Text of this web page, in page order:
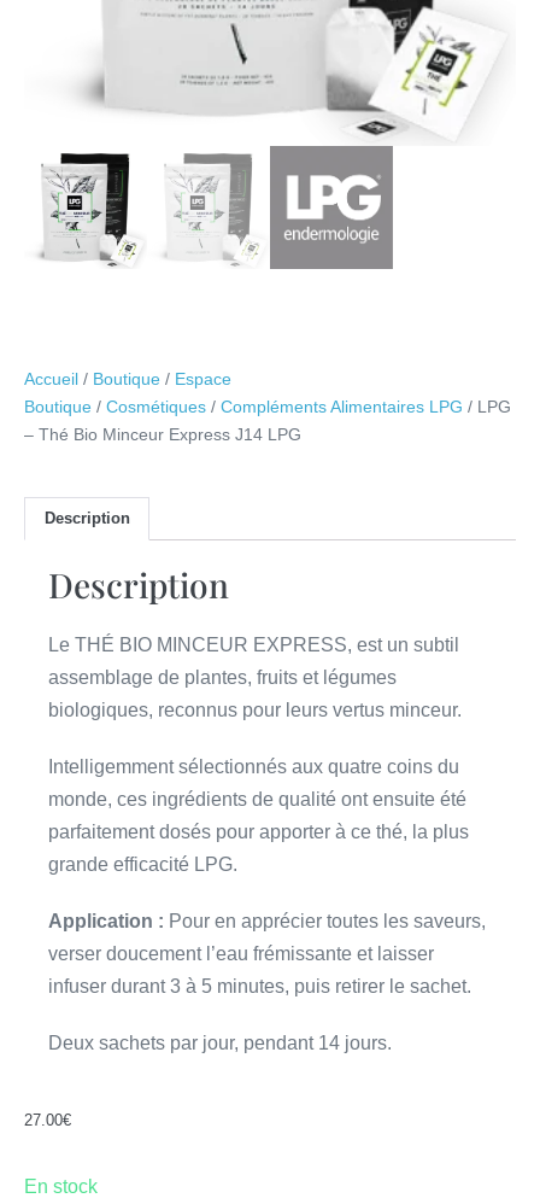
Accueil / Boutique / Espace
Boutique / Cosmétiques / Compléments Alimentaires LPG / LPG
– Thé Bio Minceur Express J14 LPG
Description
Description
Le THÉ BIO MINCEUR EXPRESS, est un subtil
assemblage de plantes, fruits et légumes
biologiques, reconnus pour leurs vertus minceur.
Intelligemment sélectionnés aux quatre coins du
monde, ces ingrédients de qualité ont ensuite été
parfaitement dosés pour apporter à ce thé, la plus
grande efficacité LPG.
Application : Pour en apprécier toutes les saveurs,
verser doucement l’eau frémissante et laisser
infuser durant 3 à 5 minutes, puis retirer le sachet.
Deux sachets par jour, pendant 14 jours.
27.00€
En stock